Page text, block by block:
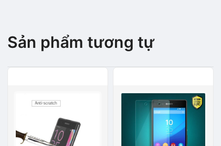
Sản phẩm tương tự